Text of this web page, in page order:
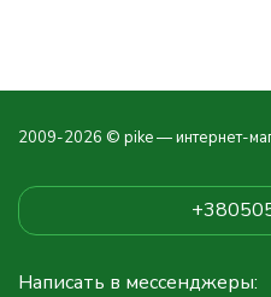
2009-2026 © pike — интернет-
Написать в мессенджеры: